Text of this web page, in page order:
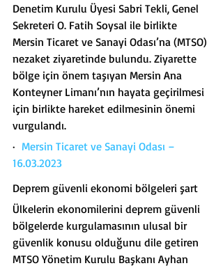
Denetim Kurulu Üyesi Sabri Tekli, Genel
Sekreteri O. Fatih Soysal ile birlikte
Mersin Ticaret ve Sanayi Odası’na (MTSO)
nezaket ziyaretinde bulundu. Ziyarette
bölge için önem taşıyan Mersin Ana
Konteyner Limanı’nın hayata geçirilmesi
için birlikte hareket edilmesinin önemi
vurgulandı.
· Mersin Ticaret ve Sanayi Odası –
16.03.2023
Deprem güvenli ekonomi bölgeleri şart
Ülkelerin ekonomilerini deprem güvenli
bölgelerde kurgulamasının ulusal bir
güvenlik konusu olduğunu dile getiren
MTSO Yönetim Kurulu Başkanı Ayhan